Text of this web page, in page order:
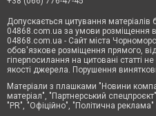
Допускається цитування
04868.com.ua за умови розміщення
04868.com.ua - Сайт міста
обов'язкове розміщення прямого,
гіперпосилання на цитовані статті
якості джерела. Порушення
Матеріали з плашками "Новини
матеріал", "Партнерський
"PR", "Офіційно", "Політична